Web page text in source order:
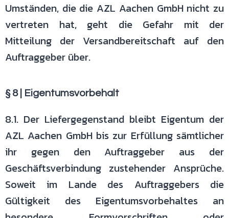
Umständen, die die AZL Aachen GmbH nicht zu
vertreten hat, geht die Gefahr mit der
Mitteilung der Versandbereitschaft auf den
Auftraggeber über.
§ 8 | Eigentumsvorbehalt
8.1. Der Liefergegenstand bleibt Eigentum der
AZL Aachen GmbH bis zur Erfüllung sämtlicher
ihr gegen den Auftraggeber aus der
Geschäftsverbindung zustehender Ansprüche.
Soweit im Lande des Auftraggebers die
Gültigkeit des Eigentumsvorbehaltes an